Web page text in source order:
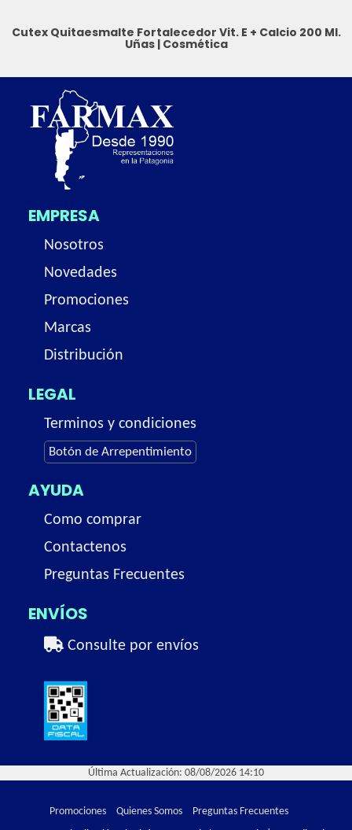
Cutex Quitaesmalte Fortalecedor Vit. E + Calcio 200 Ml.
Uñas| Cosmética
EMPRESA
Nosotros
Novedades
Promociones
Marcas
Distribución
LEGAL
Terminos y condiciones
Botón de Arrepentimiento
AYUDA
Como comprar
Contactenos
Preguntas Frecuentes
ENVÍOS
Consulte por envíos
Última Actualización: 08/08/2026 14:10
Promociones Quienes Somos
Preguntas Frecuentes